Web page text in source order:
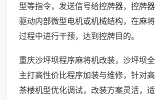
型等指令，发送信号给控牌器，控牌
驱动内部微型电机或机械结构，在麻
过程中进行干预，达到控牌目的。
重庆沙坪坝程序麻将机改装，沙坪坝全
主打高性价比程序加装与维修，针对
茶楼机型优化调试，改装方案灵活，